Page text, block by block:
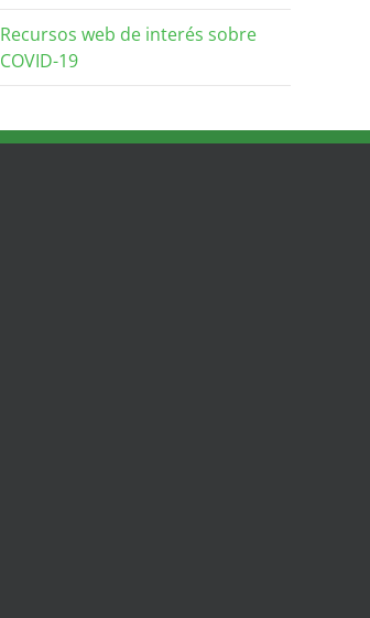
Recursos web de interés sobre
COVID-19